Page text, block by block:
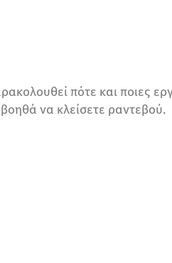
πότε και ποιες
να κλείσετε ραντεβού.